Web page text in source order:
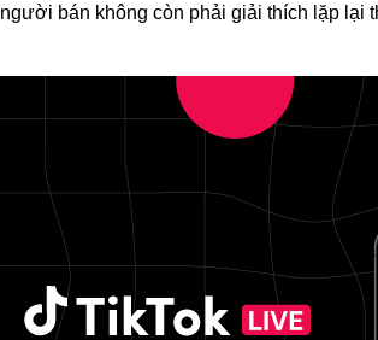
bán không còn phải giải thích lặp lại